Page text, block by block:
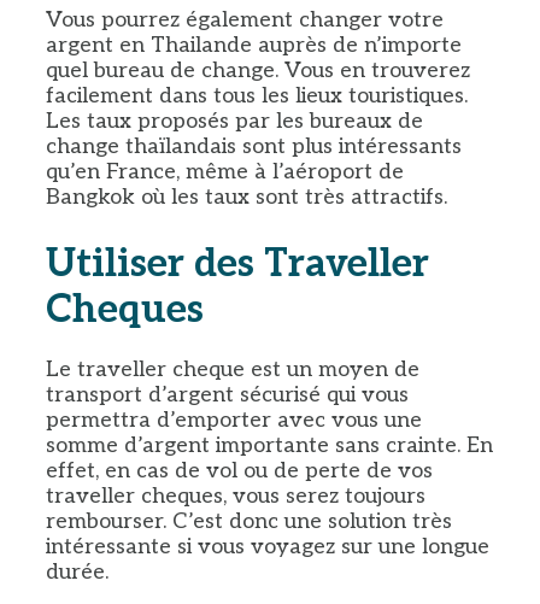
Vous pourrez également changer votre
argent en Thailande auprès de n’importe
quel bureau de change. Vous en trouverez
facilement dans tous les lieux touristiques.
Les taux proposés par les bureaux de
change thaïlandais sont plus intéressants
qu’en France, même à l’aéroport de
Bangkok où les taux sont très attractifs.
Utiliser des Traveller
Cheques
Le traveller cheque est un moyen de
transport d’argent sécurisé qui vous
permettra d’emporter avec vous une
somme d’argent importante sans crainte. En
effet, en cas de vol ou de perte de vos
traveller cheques, vous serez toujours
rembourser. C’est donc une solution très
intéressante si vous voyagez sur une longue
durée.